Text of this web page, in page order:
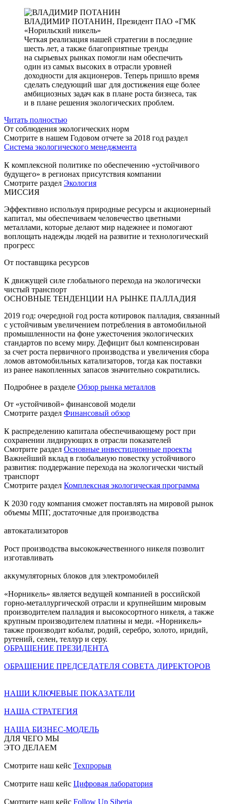
ВЛАДИМИР ПОТАНИН, Президент ПАО «ГМК
«Норильский никель»
Четкая реализация нашей стратегии в последние
шесть лет, а также благоприятные тренды
на сырьевых рынках помогли нам обеспечить
один из самых высоких в отрасли уровней
доходности для акционеров. Теперь пришло время
сделать следующий шаг для достижения еще более
амбициозных задач как в плане роста бизнеса, так
и в плане решения экологических проблем.
Читать полностью
От соблюдения экологических норм
Смотрите в нашем Годовом отчете за 2018 год раздел
Система экологического менеджмента
К комплексной политике по обеспечению «устойчивого
будущего» в регионах присутствия компании
Смотрите раздел Экология
МИССИЯ
Эффективно используя природные ресурсы и акционерный
капитал, мы обеспечиваем человечество цветными
металлами, которые делают мир надежнее и помогают
воплощать надежды людей на развитие и технологический
прогресс
От поставщика ресурсов
К движущей силе глобального перехода на экологически
чистый транспорт
ОСНОВНЫЕ ТЕНДЕНЦИИ НА РЫНКЕ ПАЛЛАДИЯ
2019 год: очередной год роста котировок палладия, связанный
с устойчивым увеличением потребления в автомобильной
промышленности на фоне ужесточения экологических
стандартов по всему миру. Дефицит был компенсирован
за счет роста первичного производства и увеличения сбора
ломов автомобильных катализаторов, тогда как поставки
из ранее накопленных запасов значительно сократились.
Подробнее в разделе Обзор рынка металлов
От «устойчивой» финансовой модели
Смотрите раздел Финансовый обзор
К распределению капитала обеспечивающему рост при
сохранении лидирующих в отрасли показателей
Смотрите раздел Основные инвестиционные проекты
Важнейший вклад в глобальную повестку устойчивого
развития: поддержание перехода на экологически чистый
транспорт
Смотрите раздел Комплексная экологическая программа
К 2030 году компания сможет поставлять на мировой рынок
объемы МПГ, достаточные для производства
автокатализаторов
Рост производства высококачественного никеля позволит
изготавливать
аккумуляторных блоков для электромобилей
«Норникель» является ведущей компанией в российской
горно-металлургической отрасли и крупнейшим мировым
производителем палладия и высокосортного никеля, а также
крупным производителем платины и меди. «Норникель»
также производит кобальт, родий, серебро, золото, иридий,
рутений, селен, теллур и серу.
ОБРАЩЕНИЕ ПРЕЗИДЕНТА
ОБРАЩЕНИЕ ПРЕДСЕДАТЕЛЯ СОВЕТА ДИРЕКТОРОВ
НАШИ КЛЮЧЕВЫЕ ПОКАЗАТЕЛИ
НАША СТРАТЕГИЯ
НАША БИЗНЕС-МОДЕЛЬ
ДЛЯ ЧЕГО МЫ
ЭТО ДЕЛАЕМ
Смотрите наш кейс Техпрорыв
Смотрите наш кейс Цифровая лаборатория
Смотрите наш кейс Follow Up Siberia